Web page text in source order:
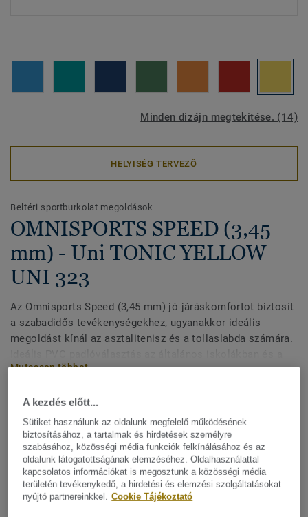
Minden dizájn megtekitése. (14)
HELYISÉG TERVEZŐ
Beltéri sportburkolat megoldások
OMNISPORTS SPEED (3,45
mm) - Uni TONIC YELLOW
UNI 323
Az Omnisports Speed (3,45 mm) jó járáskomfortot biztosít
a szabadidős tevékenységekhez, ugyanakkor ideális
megoldást kínál az asztalitenisz és a tollaslabda számára.
fitneszklubokban végzett, kisebb igénybevételt jelentő
felületvédelemmel van lekezelve a rendkívüli tartósság és
a költséghatékony karbantartás érdekében.
Mutasson többet
FŐBB JELLEMZŐK
Franciaországban készül
Szabadidős tevékenységek
Ideális a tollaslabda és az asztalitenisz számára
Költséghatékony karbantartás
A kezdés előtt...
Sütiket használunk az oldalunk megfelelő működésének
biztosításához, a tartalmak és hirdetések személyre
szabásához, közösségi média funkciók felkínálásához és az
oldalunk látogatottságának elemzéséhez. Oldalhasználattal
kapcsolatos információkat is megosztunk a közösségi média
területén tevékenykedő, a hirdetési és elemzési szolgáltatásokat
nyújtó partnereinkkel. Cookie Tájékoztató